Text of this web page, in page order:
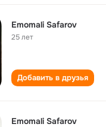
Emomali Safarov
25 лет
Добавить в друзья
Emomali Safarov